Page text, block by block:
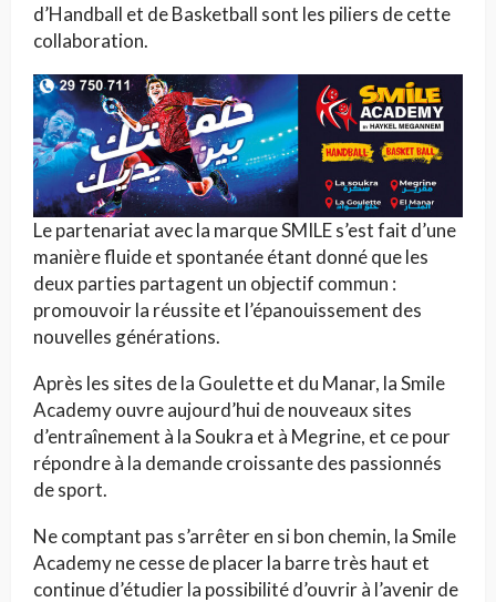
d’Handball et de Basketball sont les piliers de cette
collaboration.
Le partenariat avec la marque SMILE s’est fait d’une
manière fluide et spontanée étant donné que les
deux parties partagent un objectif commun :
promouvoir la réussite et l’épanouissement des
nouvelles générations.
Après les sites de la Goulette et du Manar, la Smile
Academy ouvre aujourd’hui de nouveaux sites
d’entraînement à la Soukra et à Megrine, et ce pour
répondre à la demande croissante des passionnés
de sport.
Ne comptant pas s’arrêter en si bon chemin, la Smile
Academy ne cesse de placer la barre très haut et
continue d’étudier la possibilité d’ouvrir à l’avenir de